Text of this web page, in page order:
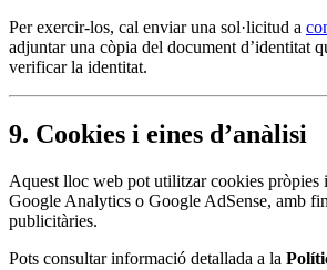
Per exercir-los, cal enviar una sol·licitud a
adjuntar una còpia del document d’identitat
verificar la identitat.
9. Cookies i eines d’anàlisi
Aquest lloc web pot utilitzar cookies pròpies
Google Analytics o Google AdSense, amb
publicitàries.
Pots consultar informació detallada a la